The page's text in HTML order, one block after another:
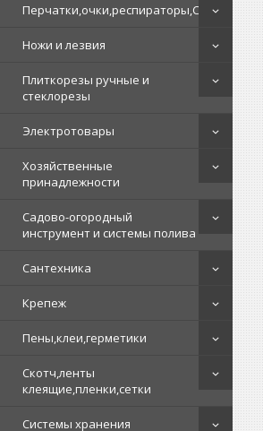
Перчатки,очки,респираторы,СИЗ
Ножи и лезвия
Плиткорезы ручные и
стеклорезы
Электротовары
Хозяйственные
принадлежности
Садово-огородный
инструмент и системы полива
Сантехника
Крепеж
Пены,клеи,герметики
Скотч,ленты
клеящие,пленки,сетки
Системы хранения